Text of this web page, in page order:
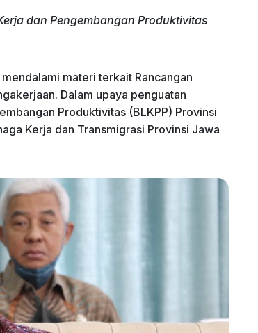
dan Pengembangan Produktivitas
materi terkait Rancangan
Dalam upaya penguatan
Produktivitas (BLKPP) Provinsi
Kerja dan Transmigrasi Provinsi Jawa